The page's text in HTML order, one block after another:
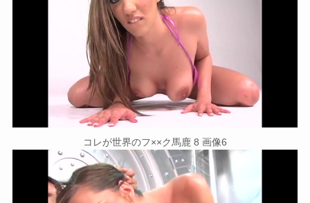
コレが世界のフ××ク馬鹿 8 画像6